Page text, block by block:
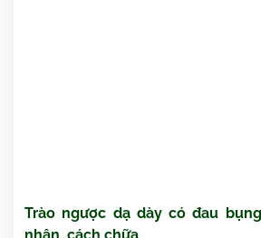
Trào ngược dạ dày có đau